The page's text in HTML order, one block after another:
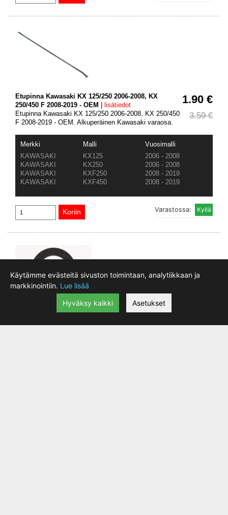
Käytämme evästeitä sivuston toimintaan, analytiikkaan ja
markkinointiin. Lue lisää
Hyväksy kaikki
Asetukset
1.90 €
3.59 €
Etupinna Kawasaki KX 125/250 2006-2008, KX
250/450 F 2008-2019 - OEM
lisätiedot
Etupinna Kawasaki KX 125/250 2006-2008, KX 250/450
F 2008-2019 - OEM. Alkuperäinen Kawasaki varaosa.
Merkki Malli
Vuosimalli
KAWASAKI
KX125
2006 - 2008
KAWASAKI
KX250
2006 - 2008
KAWASAKI
KXF250
2008 - 2019
KAWASAKI
KXF450 2008 - 2019
Varastossa:
Prikka Honda - OEM|lisätiedot